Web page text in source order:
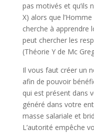
pas motivés et qu’ils
X) alors que
cherche à apprendre
peut chercher les
(Théorie Y de Mc
Il vous faut créer un
afin de pouvoir
qui est présent dans
généré dans votre
masse salariale et
L’autorité empêche